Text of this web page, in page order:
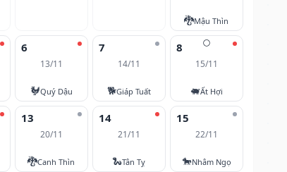
🐉Mậu Thìn
6
13/11
🐓Quý Dậu
7
14/11
🐕Giáp Tuất
🌕
8
15/11
🐖Ất Hợi
13
20/11
🐉Canh Thìn
14
21/11
🐍Tân Tỵ
15
22/11
🐎Nhâm Ngọ